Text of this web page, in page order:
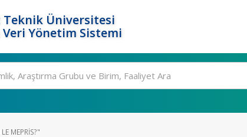
Teknik Üniversitesi
Yönetim Sistemi
MEPRIS?"